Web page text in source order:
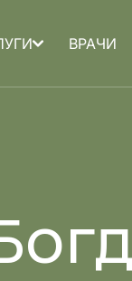
ВРАЧИ